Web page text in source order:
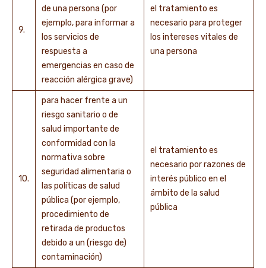
9.
de una persona (por
ejemplo, para informar a
los servicios de
respuesta a
emergencias en caso de
reacción alérgica grave)
el tratamiento es
necesario para proteger
los intereses vitales de
una persona
10.
para hacer frente a un
riesgo sanitario o de
salud importante de
conformidad con la
normativa sobre
seguridad alimentaria o
las políticas de salud
pública (por ejemplo,
procedimiento de
retirada de productos
debido a un (riesgo de)
contaminación)
el tratamiento es
necesario por razones de
interés público en el
ámbito de la salud
pública